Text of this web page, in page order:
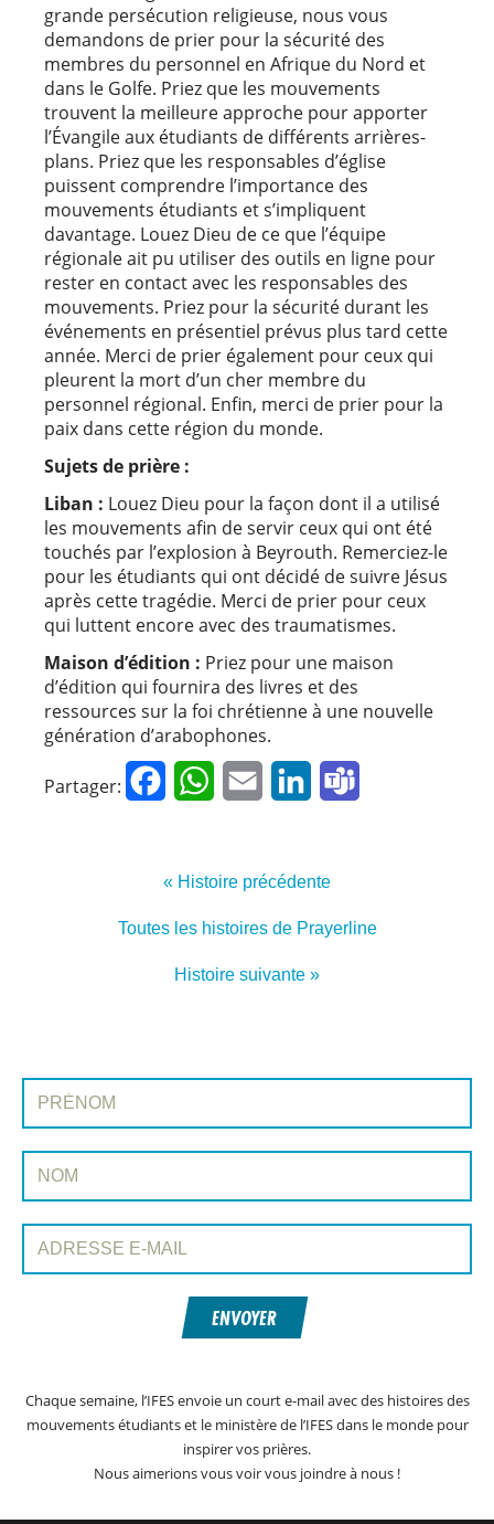
grande persécution religieuse, nous vous
demandons de prier pour la sécurité des
membres du personnel en Afrique du Nord et
dans le Golfe. Priez que les mouvements
trouvent la meilleure approche pour apporter
l’Évangile aux étudiants de différents arrières-
plans. Priez que les responsables d’église
puissent comprendre l’importance des
mouvements étudiants et s’impliquent
davantage. Louez Dieu de ce que l’équipe
régionale ait pu utiliser des outils en ligne pour
rester en contact avec les responsables des
mouvements. Priez pour la sécurité durant les
événements en présentiel prévus plus tard cette
année. Merci de prier également pour ceux qui
pleurent la mort d’un cher membre du
personnel régional. Enfin, merci de prier pour la
paix dans cette région du monde.
Sujets de prière :
Liban : Louez Dieu pour la façon dont il a utilisé
les mouvements afin de servir ceux qui ont été
touchés par l’explosion à Beyrouth. Remerciez-le
pour les étudiants qui ont décidé de suivre Jésus
après cette tragédie. Merci de prier pour ceux
qui luttent encore avec des traumatismes.
Maison d’édition : Priez pour une maison
d’édition qui fournira des livres et des
ressources sur la foi chrétienne à une nouvelle
génération d’arabophones.
Partager: FacebookWhatsApp
Email LinkedIn
« Histoire précédente
Toutes les histoires de Prayerline
Histoire suivante »
INSCRIVEZ-VOUS À PRAYERLINE
Prénom:
Nom:
Adresse e-mail:
ENVOYER
Chaque semaine, l’IFES envoie un court e-mail avec des histoires des
mouvements étudiants et le ministère de l’IFES dans le monde pour
inspirer vos prières.
Nous aimerions vous voir vous joindre à nous !